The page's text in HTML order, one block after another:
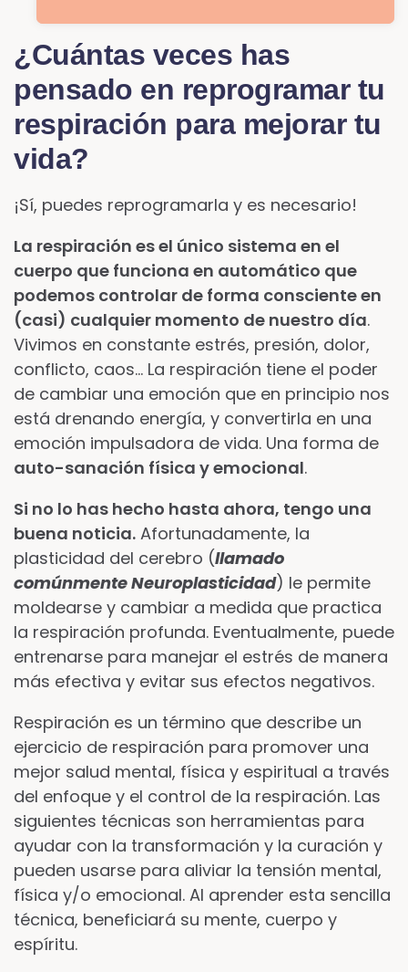
¿Cuántas veces has
pensado en reprogramar tu
respiración para mejorar tu
vida?
¡Sí, puedes reprogramarla y es necesario!
La respiración es el único sistema en el
cuerpo que funciona en automático que
podemos controlar de forma consciente en
(casi) cualquier momento de nuestro día.
Vivimos en constante estrés, presión, dolor,
conflicto, caos… La respiración tiene el poder
de cambiar una emoción que en principio nos
está drenando energía, y convertirla en una
emoción impulsadora de vida. Una forma de
auto-sanación física y emocional.
Si no lo has hecho hasta ahora, tengo una
buena noticia. Afortunadamente, la
plasticidad del cerebro (llamado
comúnmente Neuroplasticidad) le permite
moldearse y cambiar a medida que practica
la respiración profunda. Eventualmente, puede
entrenarse para manejar el estrés de manera
más efectiva y evitar sus efectos negativos.
Respiración es un término que describe un
ejercicio de respiración para promover una
mejor salud mental, física y espiritual a través
del enfoque y el control de la respiración. Las
siguientes técnicas son herramientas para
ayudar con la transformación y la curación y
pueden usarse para aliviar la tensión mental,
física y/o emocional. Al aprender esta sencilla
técnica, beneficiará su mente, cuerpo y
espíritu.